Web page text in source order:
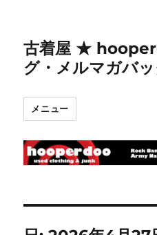
古着屋 ★
グ・メルマガバ
メニュー